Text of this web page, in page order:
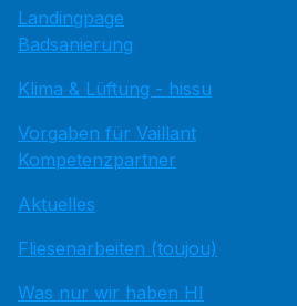
Landingpage
Badsanierung
Klima & Lüftung - hissu
Vorgaben für Vaillant
Kompetenzpartner
Aktuelles
Fliesenarbeiten (toujou)
Was nur wir haben HI